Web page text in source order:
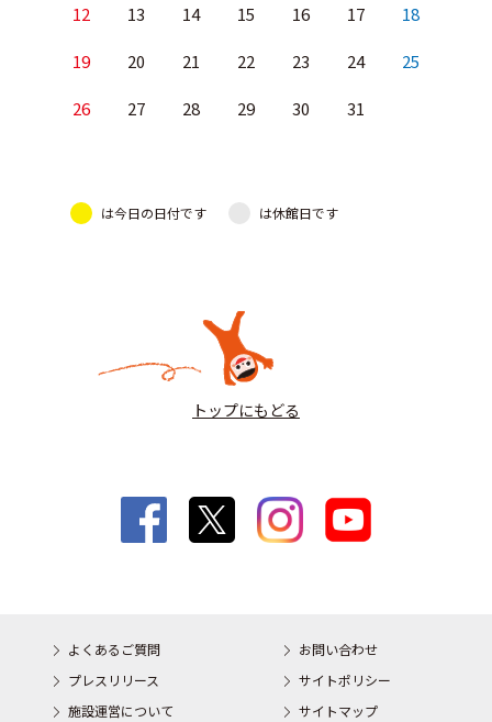
12 13 14 15 16 17 18
19 20 21 22 23 24 25
26 27 28 29 30 31
は今日の日付です は休館日です
トップにもどる
よくあるご質問
お問い合わせ
プレスリリース
サイトポリシー
施設運営について
サイトマップ